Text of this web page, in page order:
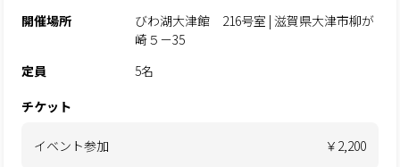
開催場所
びわ湖大津館 216号室 | 滋賀県大津市柳が
崎５－35
定員
5名
チケット
イベント参加 ￥2,200